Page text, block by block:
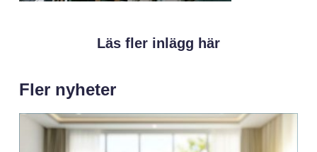
Läs fler inlägg här
Fler nyheter